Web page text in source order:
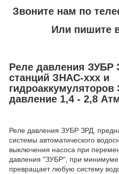
Звоните нам по
Или пишите
Реле давления ЗУБР
станций ЗНАС-ххх и
гидроаккумуляторов
давление 1,4 - 2,8
Реле давления ЗУБР ЗРД,
системы автоматического
выключения насоса при
давления "ЗУБР", при
превращает любую систему